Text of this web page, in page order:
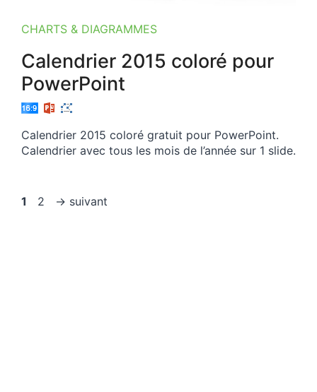
CHARTS & DIAGRAMMES
Calendrier 2015 coloré pour
PowerPoint
Calendrier 2015 coloré gratuit pour PowerPoint.
Calendrier avec tous les mois de l’année sur 1 slide.
Page
1 Page
2 → suivant